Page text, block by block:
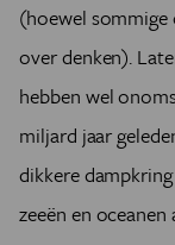
(hoewel sommige
over denken).
hebben wel
miljard jaar
dikkere
zeeën en